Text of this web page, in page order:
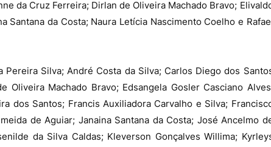
da Cruz Ferreira; Dirlan de Oliveira Machado Bravo;
Santana da Costa; Naura Letícia Nascimento Coelho e
Pereira Silva; André Costa da Silva; Carlos Diego dos
Oliveira Machado Bravo; Edsangela Gosler Casciano
dos Santos; Francis Auxiliadora Carvalho e Silva;
de Aguiar; Janaina Santana da Costa; José Ancelmo
da Silva Caldas; Kleverson Gonçalves Willima;